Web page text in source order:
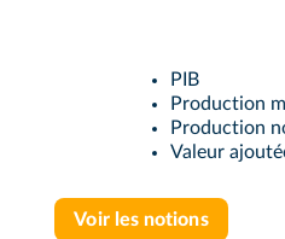
PIB
Production
Production
Valeur
Voir les notions